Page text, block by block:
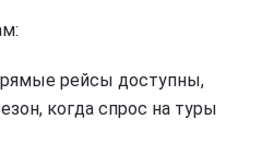
рейсы доступны,
когда спрос на туры